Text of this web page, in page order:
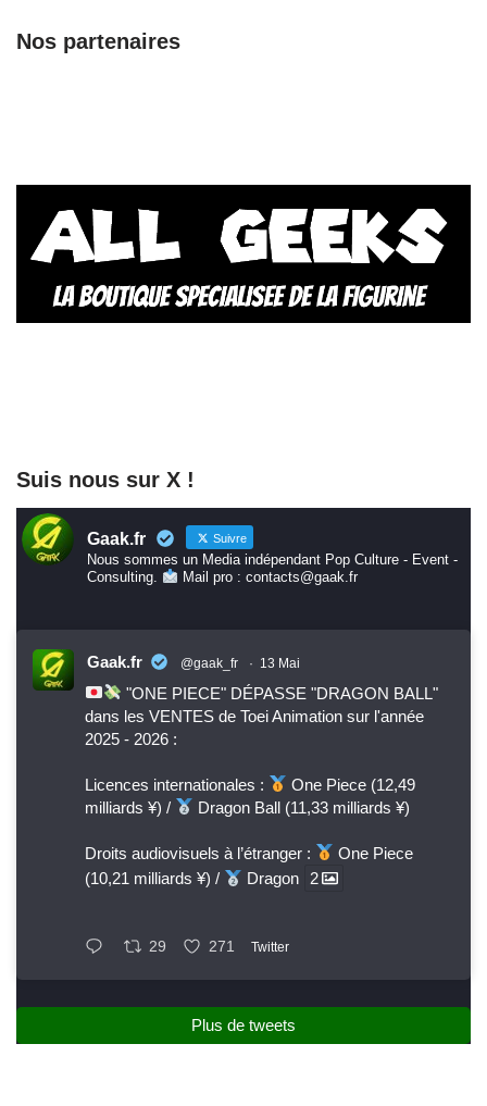
Nos partenaires
Suis nous sur X !
Gaak.fr Suivre
Nous sommes un Media indépendant Pop Culture - Event -
Consulting.
Mail pro : contacts@gaak.fr
Gaak.fr @gaak_fr · 13 Mai
"ONE PIECE" DÉPASSE "DRAGON BALL"
dans les VENTES de Toei Animation sur l'année
2025 - 2026 :
Licences internationales :
One Piece (12,49
milliards ¥) /
Dragon Ball (11,33 milliards ¥)
Droits audiovisuels à l’étranger :
One Piece
(10,21 milliards ¥) /
Dragon 2
29 271 Twitter
Plus de tweets